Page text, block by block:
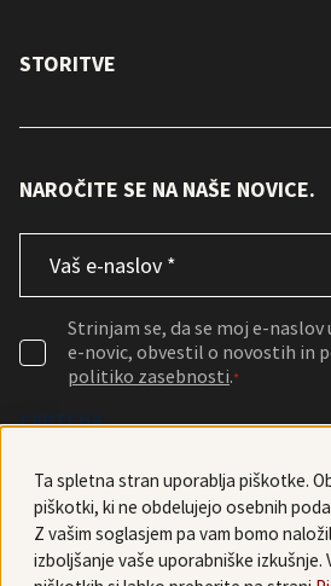
STORITVE
NAROČITE SE NA NAŠE NOVICE.
Consent*
Strinjam se, da se moj e-
e-novic, obvestil o novostih in
politiko zasebnosti.*
CAPTCHA
Ta spletna stran uporablja piškotke.
piškotki, ki ne obdelujejo osebnih
Z vašim soglasjem pa vam bomo
izboljšanje vaše uporabniške izkušnje.